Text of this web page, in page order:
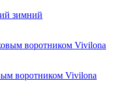
зимний
воротником Vivilona